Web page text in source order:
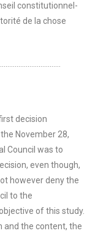
constitutionnel-
de la chose
decision
November 28,
Council was to
even though,
however deny the
to the
of this study.
and the content, the